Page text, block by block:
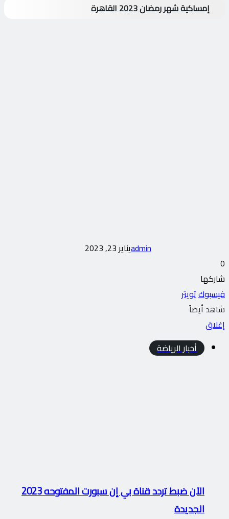
إمساكية شهر رمضان 2023 القاهرة
adminيناير 23, 2023
0
شاركها
فيسبوكتويتر
شاهد أيضاً
إغلاق
أخبار الرياضة
الآن ضبط تردد قناة بي إن سبورت المفتوحه 2023
الجديدة